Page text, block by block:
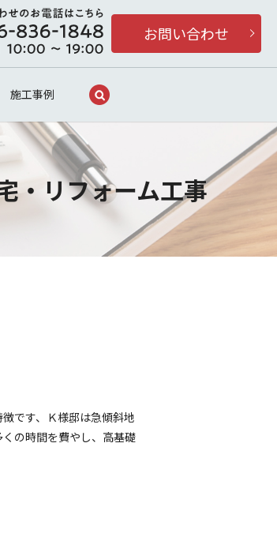
施工事例
お問い合わせ
・リフォーム工事
です、Ｋ様邸は急傾斜地
の時間を費やし、高基礎